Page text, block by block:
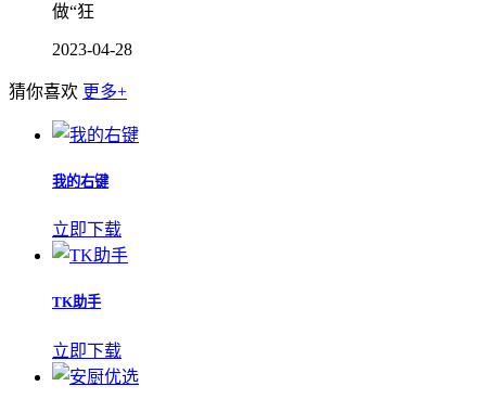
做“狂
2023-04-28
猜你喜欢 更多+
我的右键
立即下载
TK助手
立即下载